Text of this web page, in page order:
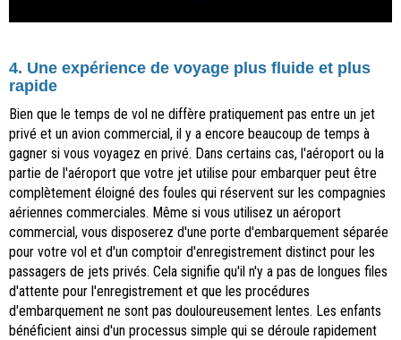
4. Une expérience de voyage plus fluide et plus
rapide
Bien que le temps de vol ne diffère pratiquement pas entre un jet
privé et un avion commercial, il y a encore beaucoup de temps à
gagner si vous voyagez en privé. Dans certains cas, l'aéroport ou la
partie de l'aéroport que votre jet utilise pour embarquer peut être
complètement éloigné des foules qui réservent sur les compagnies
aériennes commerciales. Même si vous utilisez un aéroport
commercial, vous disposerez d'une porte d'embarquement séparée
pour votre vol et d'un comptoir d'enregistrement distinct pour les
passagers de jets privés. Cela signifie qu'il n'y a pas de longues files
d'attente pour l'enregistrement et que les procédures
d'embarquement ne sont pas douloureusement lentes. Les enfants
bénéficient ainsi d'un processus simple qui se déroule rapidement